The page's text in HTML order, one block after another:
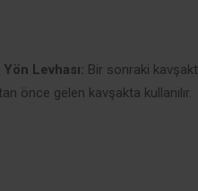
Levhası: Bir sonraki
önce gelen kavşakta kullanılır.